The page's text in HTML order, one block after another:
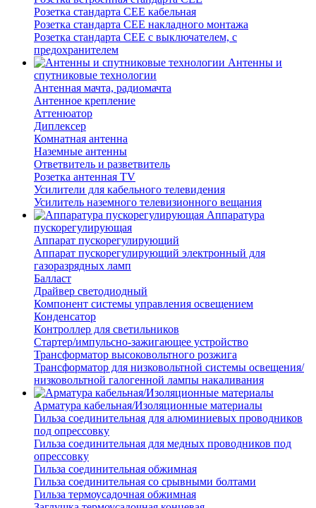
Розетка стандарта СЕЕ кабельная
Розетка стандарта СЕЕ накладного монтажа
Розетка стандарта СЕЕ с выключателем, с
предохранителем
Антенны и
спутниковые технологии
Антенная мачта, радиомачта
Антенное крепление
Аттенюатор
Диплексер
Комнатная антенна
Наземные антенны
Ответвитель и разветвитель
Розетка антенная TV
Усилители для кабельного телевидения
Усилитель наземного телевизионного вещания
Аппаратура
пускорегулирующая
Аппарат пускорегулирующий
Аппарат пускорегулирующий электронный для
газоразрядных ламп
Балласт
Драйвер светодиодный
Компонент системы управления освещением
Конденсатор
Контроллер для светильников
Стартер/импульсно-зажигающее устройство
Трансформатор высоковольтного розжига
Трансформатор для низковольтной системы освещения/
низковольтной галогенной лампы накаливания
Арматура кабельная/Изоляционные материалы
Гильза соединительная для алюминиевых проводников
под опрессовку
Гильза соединительная для медных проводников под
опрессовку
Гильза соединительная обжимная
Гильза соединительная со срывными болтами
Гильза термоусадочная обжимная